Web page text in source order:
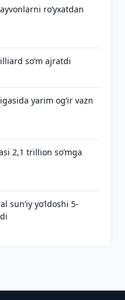
ro‘yxatdan
so‘m ajratdi
yarim og‘ir vazn
2,1 trillion so‘mga
sun’iy yo‘ldoshi 5-